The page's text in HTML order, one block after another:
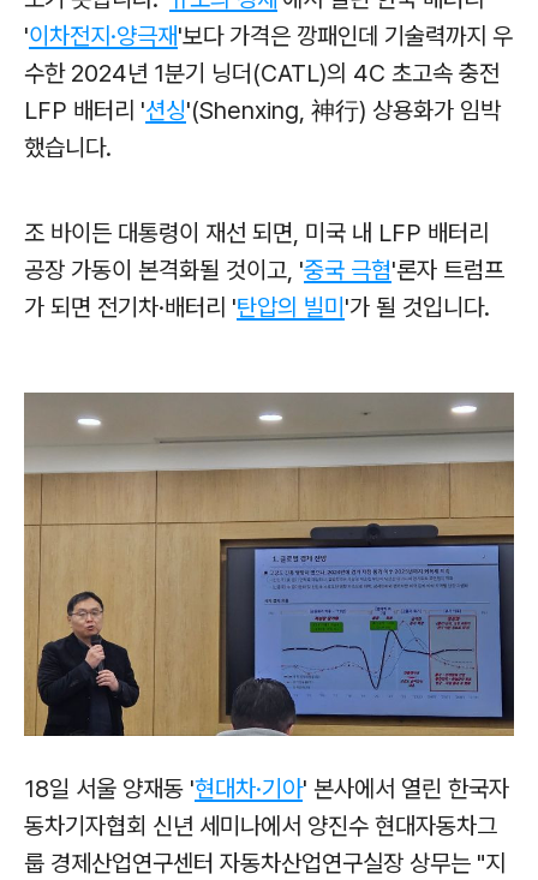
'이차전지·양극재'보다 가격은 깡패인데 기술력까지 우
수한 2024년 1분기 닝더(CATL)의 4C 초고속 충전
LFP 배터리 '션싱'(Shenxing, 神行) 상용화가 임박
했습니다.
조 바이든 대통령이 재선 되면, 미국 내 LFP 배터리
공장 가동이 본격화될 것이고, '중국 극혐'론자 트럼프
가 되면 전기차·배터리 '탄압의 빌미 '가 될 것입니다.
18일 서울 양재동 '현대차·기아' 본사에서 열린 한국자
동차기자협회 신년 세미나에서 양진수 현대자동차그
룹 경제산업연구센터 자동차산업연구실장 상무는 "지